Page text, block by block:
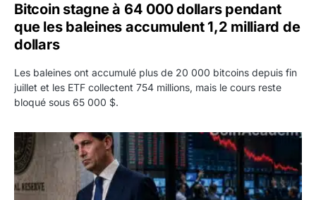
Bitcoin stagne à 64 000 dollars pendant
que les baleines accumulent 1,2 milliard de
dollars
Les baleines ont accumulé plus de 20 000 bitcoins depuis fin
juillet et les ETF collectent 754 millions, mais le cours reste
bloqué sous 65 000 $.
Kevin Warsh maintient sa communication minimaliste